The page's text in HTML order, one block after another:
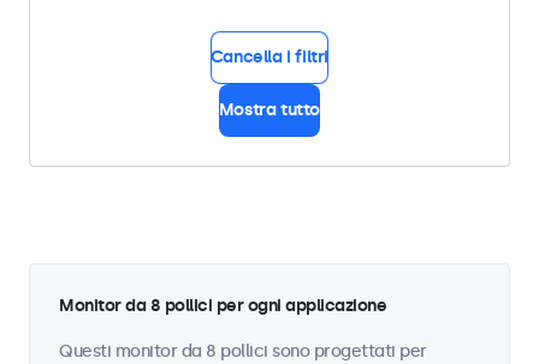
Cancella i filtri
Mostra tutto
Monitor da 8 pollici per ogni applicazione
Questi monitor da 8 pollici sono progettati per